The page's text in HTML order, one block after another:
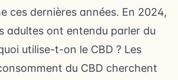
ces dernières années. En 2024,
adultes ont entendu parler du
utilise-t-on le CBD ? Les
du CBD cherchent